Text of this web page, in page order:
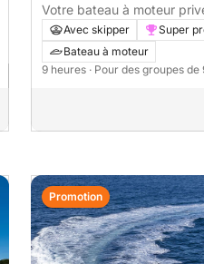
Votre bateau à moteur
journée autour de Tribunj
Avec skipper
Super
Bateau à moteur
9 heures · Pour des groupes
Promotion